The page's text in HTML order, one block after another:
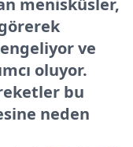
menisküsler,
ve
oluyor.
bu
neden